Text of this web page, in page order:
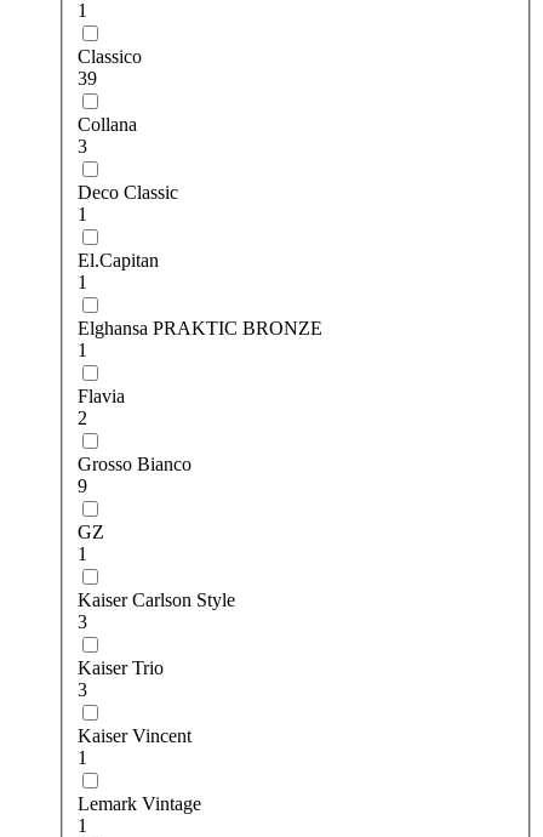
1
Classico
39
Collana
3
Deco Classic
1
El.Capitan
1
Elghansa PRAKTIC BRONZE
1
Flavia
2
Grosso Bianco
9
GZ
1
Kaiser Carlson Style
3
Kaiser Trio
3
Kaiser Vincent
1
Lemark Vintage
1